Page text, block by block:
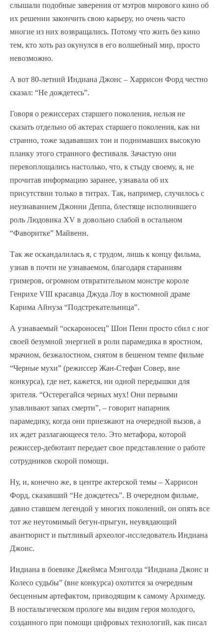
слышали подобные заверения от мэтров мирового кино об
их решении закончить свою карьеру, но очень часто
многие из них возвращались. Потому что жить без кино
тем, кто хоть раз окунулся в его волшебный мир, просто
невозможно.
А вот 80-летний Индиана Джонс – Харрисон Форд честно
сказал: “Не дождетесь”.
Говоря о режиссерах старшего поколения, нельзя не
сказать отдельно об актерах старшего поколения, как ни
странно, тоже задававших тон и поднимавших высокую
планку этого странного фестиваля. Зачастую они
перевоплощались настолько, что, к стыду своему, я, не
прочитав информацию заранее, узнавала об их
присутствии только в титрах. Так, например, случилось с
неузнаванием Джонни Деппа, блестяще исполнившего
роль Людовика XV в довольно слабой в остальном
“Фаворитке” Майвенн.
Так же оскандалилась я, с трудом, лишь к концу фильма,
узнав в почти не узнаваемом, благодаря стараниям
гримеров, огромном отвратительном монстре короле
Генрихе VIII красавца Джуда Лоу в костюмной драме
Карима Айнуза “Подстрекательница”.
А узнаваемый “оскароносец” Шон Пенн просто сбил с ног
своей безумной энергией в роли парамедика в яростном,
мрачном, безжалостном, снятом в бешеном темпе фильме
“Черные мухи” (режиссер Жан-Стефан Совер, вне
конкурса), где нет, кажется, ни одной передышки для
зрителя. “Остерегайся черных мух! Они первыми
улавливают запах смерти”, – говорит напарник
парамедику, когда они приезжают на очередной вызов, а
их ждет разлагающееся тело. Это метафора, которой
режиссер-дебютант передает свое представление о работе
сотрудников скорой помощи.
Ну, и, конечно же, в центре актерской темы – Харрисон
Форд, сказавший “Не дождетесь”. В очередном фильме,
давно ставшем легендой у многих поколений, он опять все
тот же неутомимый бегун-прыгун, неувядающий
авантюрист и пытливый археолог-исследователь Индиана
Джонс.
Индиана в боевике Джеймса Мэнголда “Индиана Джонс и
Колесо судьбы” (вне конкурса) охотится за очередным
бесценным артефактом, приводящим к самому Архимеду.
В ностальгическом прологе мы видим героя молодого,
созданного при помощи цифровых технологий, как писал